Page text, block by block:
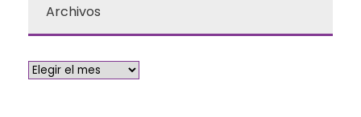
Archivos